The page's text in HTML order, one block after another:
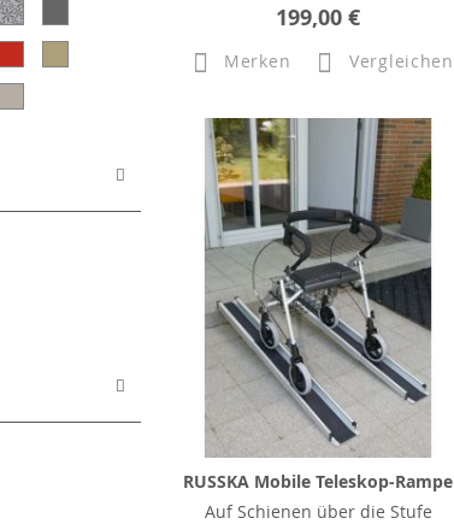
199,00 €
Merken Vergleichen
RUSSKA Mobile Teleskop-Rampe
Auf Schienen über die Stufe